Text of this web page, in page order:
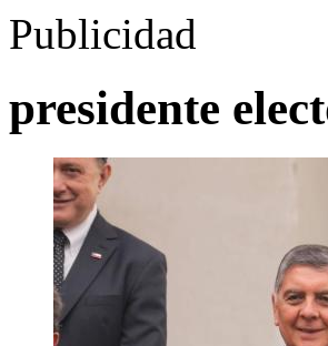
Publicidad
presidente